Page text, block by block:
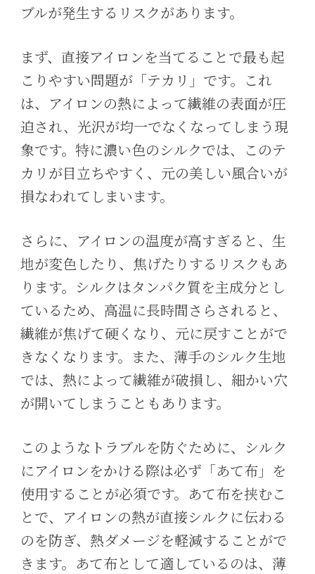
ブルが発生するリスクがあります。
まず、直接アイロンを当てることで最も起
こりやすい問題が「テカリ」です。これ
は、アイロンの熱によって繊維の表面が圧
迫され、光沢が均一でなくなってしまう現
象です。特に濃い色のシルクでは、このテ
カリが目立ちやすく、元の美しい風合いが
損なわれてしまいます。
さらに、アイロンの温度が高すぎると、生
地が変色したり、焦げたりするリスクもあ
ります。シルクはタンパク質を主成分とし
ているため、高温に長時間さらされると、
繊維が焦げて硬くなり、元に戻すことがで
きなくなります。また、薄手のシルク生地
では、熱によって繊維が破損し、細かい穴
が開いてしまうこともあります。
このようなトラブルを防ぐために、シルク
にアイロンをかける際は必ず「あて布」を
使用することが必須です。あて布を挟むこ
とで、アイロンの熱が直接シルクに伝わる
のを防ぎ、熱ダメージを軽減することがで
きます。あて布として適しているのは、薄